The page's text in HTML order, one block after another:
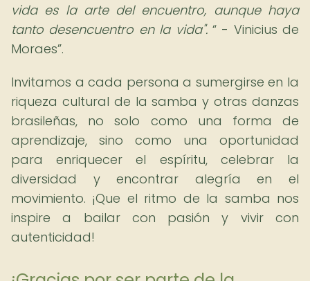
vida es la arte del encuentro, aunque haya
tanto desencuentro en la vida". - Vinicius de
Moraes .
Invitamos a cada persona a sumergirse en la
riqueza cultural de la samba y otras danzas
brasileñas, no solo como una forma de
aprendizaje, sino como una oportunidad
para enriquecer el espíritu, celebrar la
diversidad y encontrar alegría en el
movimiento. ¡Que el ritmo de la samba nos
inspire a bailar con pasión y vivir con
autenticidad!